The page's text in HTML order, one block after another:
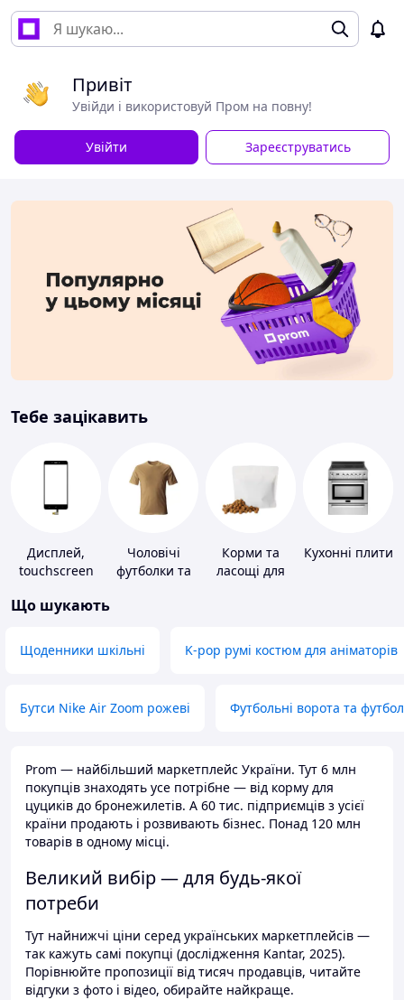
Привіт
Увійди і використовуй Пром на повну!
Увійти Зареєструватись
Тебе зацікавить
Дисплей,
touchscreen
Чоловічі
футболки та
Корми та
ласощі для
Кухонні плити
Що шукають
Щоденники шкільні K-pop румі костюм для аніматорів
Бутси Nike Air Zoom рожеві Футбольні ворота та
Prom — найбільший маркетплейс України. Тут 6 млн
покупців знаходять усе потрібне — від корму для
цуциків до бронежилетів. А 60 тис. підприємців з усієї
країни продають і розвивають бізнес. Понад 120 млн
товарів в одному місці.
Великий вибір — для будь-якої
потреби
Тут найнижчі ціни серед українських маркетплейсів —
так кажуть самі покупці (дослідження Kantar, 2025).
Порівнюйте пропозиції від тисяч продавців, читайте
відгуки з фото і відео, обирайте найкраще.